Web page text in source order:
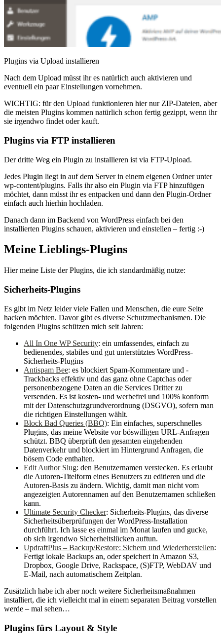
Plugins via Upload installieren
Nach dem Upload müsst ihr es natürlich auch aktivieren und
eventuell ein paar Einstellungen vornehmen.
WICHTIG: für den Upload funktionieren hier nur ZIP-Dateien, aber
die meisten Plugins kommen natürlich schon fertig gezippt, wenn ihr
sie irgendwo findet oder kauft.
Plugins via FTP installieren
Der dritte Weg ein Plugin zu installieren ist via FTP-Upload.
Jedes Plugin liegt in auf dem Server in einem eigenen Ordner unter
wp-content/plugins. Falls ihr also ein Plugin via FTP hinzufügen
möchtet, dann müsst ihr es entpacken und dann den Plugin-Ordner
einfach auch hierhin hochladen.
Danach dann im Backend von WordPress einfach bei den
installierten Plugins schauen, aktivieren und einstellen – fertig :-)
Meine Lieblings-Plugins
Hier meine Liste der Plugins, die ich standardmäßig nutze:
Sicherheits-Plugins
Es gibt im Netz leider viele Fallen und Menschen, die eure Seite
hacken möchten. Davor gibt es diverse Schutzmechanismen. Die
folgenden Plugins schützen mich seit Jahren:
All In One WP Security: ein umfassendes, einfach zu
bedienendes, stabiles und gut unterstütztes WordPress-
Sicherheits-Plugins
Antispam Bee: es blockiert Spam-Kommentare und -
Trackbacks effektiv und das ganz ohne Captchas oder
personenbezogene Daten an die Services Dritter zu
versenden. Es ist kosten- und werbefrei und 100% konform
mit der Datenschutzgrundverordnung (DSGVO), sofern man
die richtigen Einstellungen wählt.
Block Bad Queries (BBQ): Ein einfaches, superschnelles
Plugins, das meine Website vor böswilligen URL-Anfragen
schützt. BBQ überprüft den gesamten eingehenden
Datenverkehr und blockiert im Hintergrund Anfragen, die
bösem Code enthalten.
Edit Author Slug: den Benutzernamen verstecken. Es erlaubt
die Autoren-Titelform eines Benutzers zu editieren und die
Autoren-Basis zu ändern. Wichtig, damit man nicht vom
angezeigten Autorennamen auf den Benutzernamen schließen
kann.
Ultimate Security Checker: Sicherheits-Plugins, das diverse
Sicherheitsüberprüfungen der WordPress-Installation
durchführt. Ich lasse es einmal im Monat laufen und gucke,
ob sich irgendwo Sicherheitslücken auftun.
UpdraftPlus – Backup/Restore: Sichern und Wiederherstellen:
Fertigt lokale Backups an, oder speichert in Amazon S3,
Dropbox, Google Drive, Rackspace, (S)FTP, WebDAV und
E-Mail, nach automatischem Zeitplan.
Zusätzlich habe ich aber noch weitere Sicherheitsmaßnahmen
installiert, die ich vielleicht mal in einem separaten Beitrag vorstellen
werde – mal sehen…
Plugins fürs Layout & Style